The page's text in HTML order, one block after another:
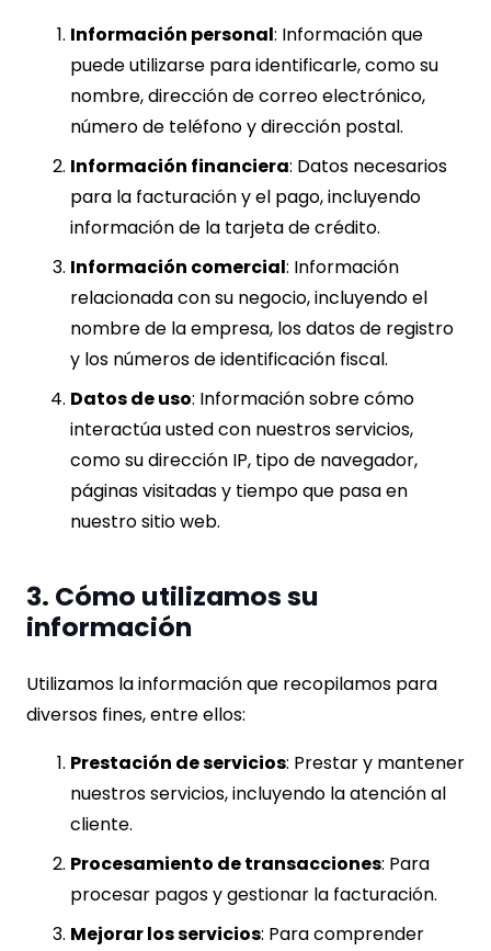
Información personal: Información que
puede utilizarse para identificarle, como su
nombre, dirección de correo electrónico,
número de teléfono y dirección postal.
Información financiera: Datos necesarios
para la facturación y el pago, incluyendo
información de la tarjeta de crédito.
Información comercial: Información
relacionada con su negocio, incluyendo el
nombre de la empresa, los datos de registro
y los números de identificación fiscal.
Datos de uso: Información sobre cómo
interactúa usted con nuestros servicios,
como su dirección IP, tipo de navegador,
páginas visitadas y tiempo que pasa en
nuestro sitio web.
3. Cómo utilizamos su
información
Utilizamos la información que recopilamos para
diversos fines, entre ellos:
Prestación de servicios: Prestar y mantener
nuestros servicios, incluyendo la atención al
cliente.
Procesamiento de transacciones: Para
procesar pagos y gestionar la facturación.
Mejorar los servicios: Para comprender